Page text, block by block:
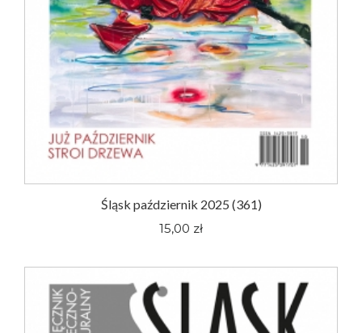
Śląsk październik 2025 (361)
15,00 zł